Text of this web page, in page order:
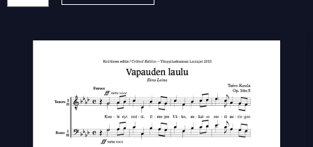
Toivo: